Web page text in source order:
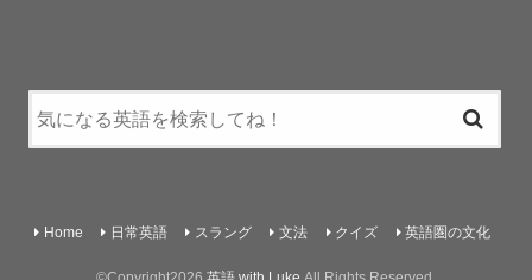
Home 日常英語 スラング 文法 クイズ 英語圏の文化